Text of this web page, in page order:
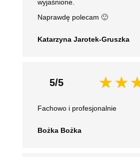
wyjaśnione.
Naprawdę polecam 🙂
Katarzyna Jarotek-Gruszka
5/5
Fachowo i profesjonalnie
Bożka Bożka